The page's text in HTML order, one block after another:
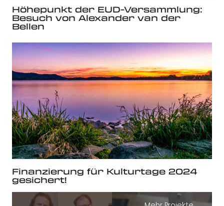
Höhepunkt der EUD-Versammlung:
Besuch von Alexander van der
Bellen
Finanzierung für Kulturtage 2024
gesichert!